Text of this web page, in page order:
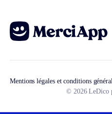
Mentions légales et conditions
© 2026 LeDico